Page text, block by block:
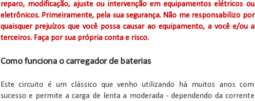
reparo, modificação, ajuste ou intervenção em equipamentos elétricos ou
eletrônicos. Primeiramente, pela sua segurança. Não me responsabilizo por
quaisquer prejuízos que você possa causar ao equipamento, a você e/ou a
terceiros. Faça por sua própria conta e risco.
Como funciona o carregador de baterias
Este circuito é um clássico que venho utilizando há muitos anos com
sucesso e permite a carga de lenta a moderada - dependendo da corrente